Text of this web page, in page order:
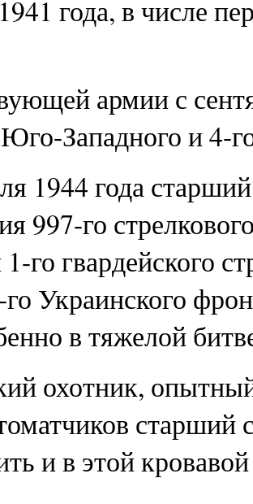
года, в числе
армии с
Западного и 4-
1944 года
997-го
го гвардейского
Украинского
в тяжелой
охотник,
старший
и в этой